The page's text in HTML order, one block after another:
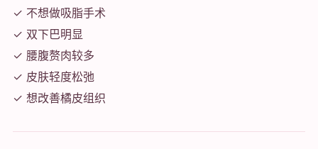
✓ 不想做吸脂手术
✓ 双下巴明显
✓ 腰腹赘肉较多
✓ 皮肤轻度松弛
✓ 想改善橘皮组织